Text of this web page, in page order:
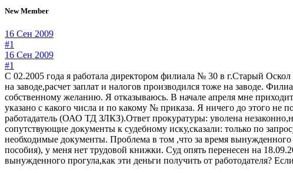
New Member
16 Сен 2009
#1
16 Сен 2009
#1
С 02.2005 года я работала директором филиала № 30 в г.Старый
на заводе,расчет заплат и налогов производился тоже на заводе.
собственному желанию. Я отказываюсь. В начале апреля мне
указано с какого числа и по какому № приказа. Я ничего до этого не
работадатель (ОАО ТД ЗЛКЗ).Ответ прокуратуры: уволена
сопутствующие документы к судебному иску,сказали: только по
необходимые документы. Проблема в том ,что за время вынужденного
пособия), у меня нет трудовой книжки. Суд опять перенесен на
вынужденного прогула,как эти деньги получить от работодателя?